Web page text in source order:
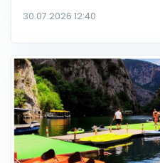
30.07.2026 12:40